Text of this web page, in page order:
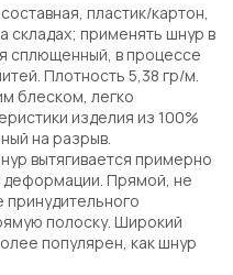
пластик/картон,
складах; применять шнур в
сплющенный, в процессе
Плотность 5,38 гр/м.
блеском, легко
изделия из 100%
на разрыв.
вытягивается примерно
деформации. Прямой, не
полоску. Широкий
популярен, как шнур